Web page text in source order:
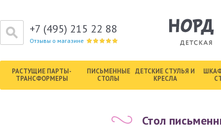
+7 (495) 215 22 88
Отзывы о магазине
РАСТУЩИЕ ПАРТЫ-
ТРАНСФОРМЕРЫ
ПИСЬМЕННЫЕ
СТОЛЫ
ДЕТСКИЕ СТУЛЬЯ И
КРЕСЛА
Стол